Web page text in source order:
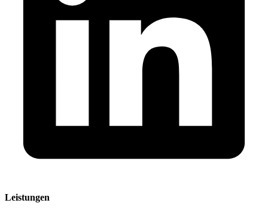
Leistungen